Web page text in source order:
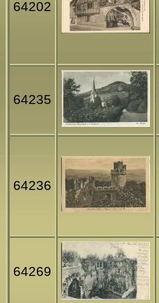
64202
64235
64236
64269